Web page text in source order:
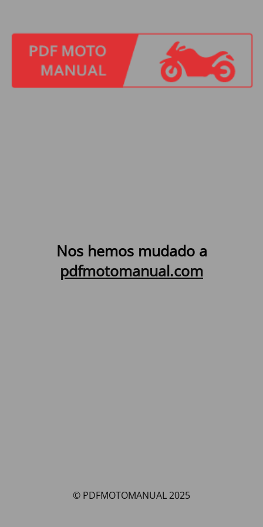
Nos hemos mudado a
pdfmotomanual.com
© PDFMOTOMANUAL 2025